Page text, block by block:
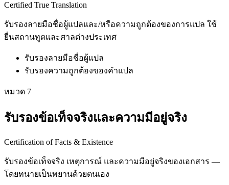
Certified True Translation
รับรองลายมือชื่อผู้แปลและ/หรือความถูกต้องของการแปล ใช้
ยื่นสถานทูตและศาลต่างประเทศ
รับรองลายมือชื่อผู้แปล
รับรองความถูกต้องของคำแปล
หมวด 7
รับรองข้อเท็จจริงและความมีอยู่จริง
Certification of Facts & Existence
รับรองข้อเท็จจริง เหตุการณ์ และความมีอยู่จริงของเอกสาร —
โดยทนายเป็นพยานด้วยตนเอง